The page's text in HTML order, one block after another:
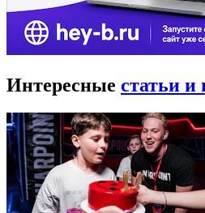
Интересные статьи и